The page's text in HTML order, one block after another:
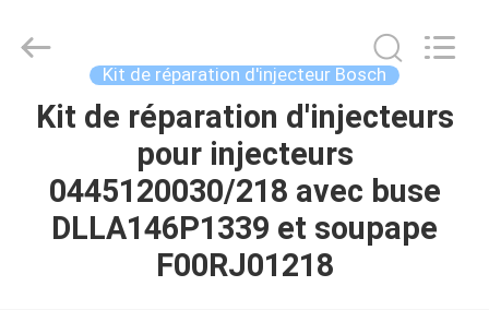
MAISON
OTTO
AUTO
Reserved.
Kit de réparation d'injecteur Bosch
Kit de réparation d'injecteurs
pour injecteurs
0445120030/218 avec buse
DLLA146P1339 et soupape
F00RJ01218